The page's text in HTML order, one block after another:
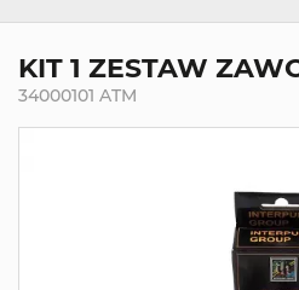
KIT 1 ZESTAW
34000101 ATM